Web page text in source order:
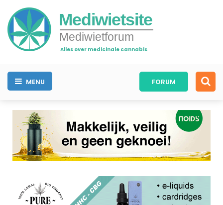
Mediwietsite
Mediwietforum
Alles over medicinale cannabis
MENU FORUM